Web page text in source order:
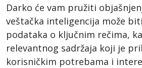
Darko će vam pružiti
veštačka inteligencija može
podataka o ključnim rečima,
relevantnog sadržaja koji je
korisničkim potrebama i